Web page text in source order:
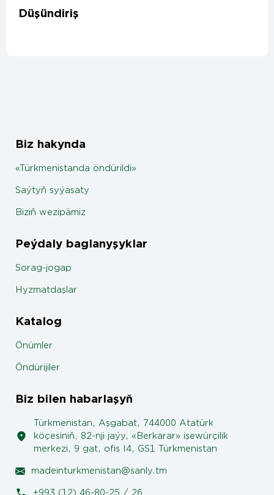
Düşündiriş
Biz hakynda
«Türkmenistanda öndürildi»
Saýtyň syýasaty
Biziň wezipämiz
Peýdaly baglanyşyklar
Sorag-jogap
Hyzmatdaşlar
Katalog
Önümler
Öndürijiler
Biz bilen habarlaşyň
Türkmenistan, Aşgabat, 744000 Atatürk
köçesiniň, 82-nji jaýy, «Berkarar» işewürçilik
merkezi, 9 gat, ofis I4, GS1 Türkmenistan
madeinturkmenistan@sanly.tm
+993 (12) 46-80-25 / 26